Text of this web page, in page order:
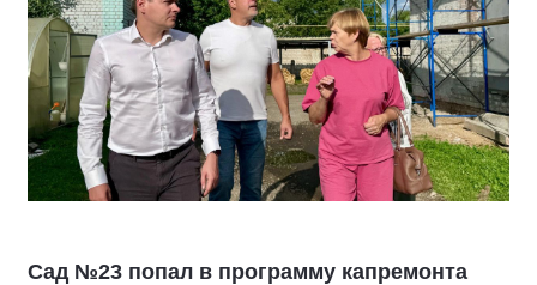
Сад №23 попал в программу капремонта